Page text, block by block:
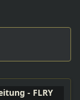
- FLRY